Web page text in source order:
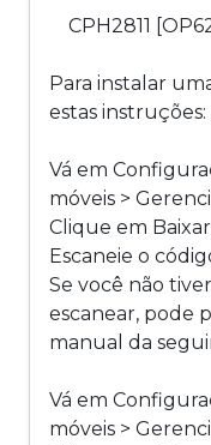
CPH2811
Para instalar
estas instruções:
Vá em
móveis >
Clique em
Escaneie o
Se você não
escanear, pode
manual da
Vá em
móveis >